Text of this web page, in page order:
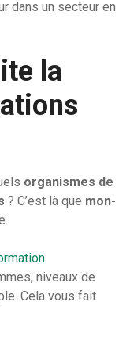
dans un secteur en
la
organismes de
? C’est là que mon-
niveaux de
Cela vous fait